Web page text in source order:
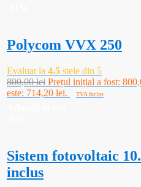
Polycom VVX 250
Evaluat la 4.5 stele din 5
800,00lei Prețul inițial a fost:
este: 714,20 lei.
TVA Inclus
Sistem fotovoltaic
inclus